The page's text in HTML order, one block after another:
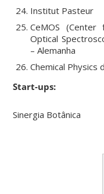
Institut Pasteur
CeMOS (Center
Optical
– Alemanha
Chemical
Start-ups:
Sinergia Botânica